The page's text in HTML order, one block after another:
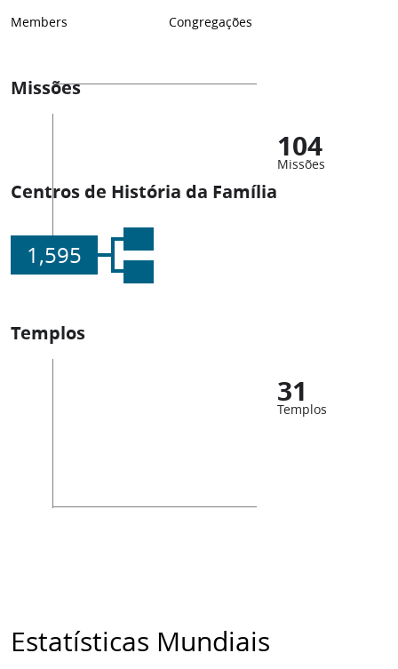
Members Congregações
Missões
104
Missões
Centros de História da Família
1,595
Templos
31
Templos
Estatísticas Mundiais